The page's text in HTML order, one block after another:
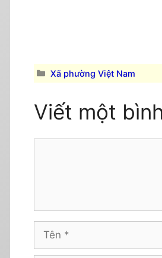
Danh
mục
Xã phường Việt Nam
Viết một
Tên